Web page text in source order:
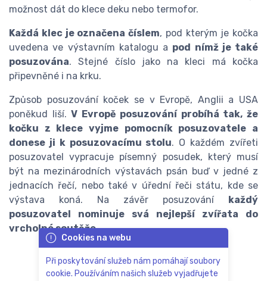
možnost dát do klece deku nebo termofor.
Každá klec je označena číslem, pod kterým je kočka
uvedena ve výstavním katalogu a pod nímž je také
posuzována. Stejné číslo jako na kleci má kočka
připevněné i na krku.
Způsob posuzování koček se v Evropě, Anglii a USA
poněkud liší.V Evropě posuzování probíhá tak, že
kočku z klece vyjme pomocník posuzovatele a
donese ji k posuzovacímu stolu. O každém zvířeti
posuzovatel vypracuje písemný posudek, který musí
být na mezinárodních výstavách psán buď v jedné z
jednacích řečí, nebo také v úřední řeči státu, kde se
výstava koná. Na závěr posuzování každý
posuzovatel nominuje svá nejlepší zvířata do
vrcholné soutěže.
Cookies na webu
Při poskytování služeb nám pomáhají soubory
cookie. Používáním našich služeb vyjadřujete